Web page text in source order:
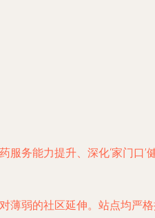
务能力提升、深化‘家门口’
薄弱的社区延伸。站点均严